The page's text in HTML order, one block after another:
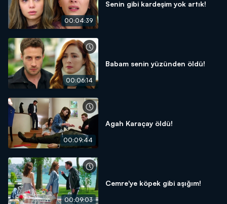
00:04:39
Senin gibi kardeşim yok artık!
00:06:14
Babam senin yüzünden öldü!
00:09:44
Agah Karaçay öldü!
00:09:03
Cemre'ye köpek gibi aşığım!